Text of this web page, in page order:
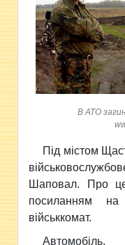
В АТО
Під містом
Шаповал. Про
посиланням на
військкомат.